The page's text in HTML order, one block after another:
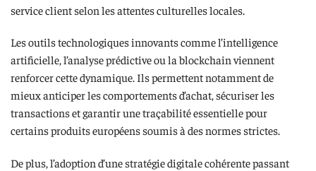
service client selon les attentes culturelles locales.
Les outils technologiques innovants comme l’intelligence
artificielle, l’analyse prédictive ou la blockchain viennent
renforcer cette dynamique. Ils permettent notamment de
mieux anticiper les comportements d’achat, sécuriser les
transactions et garantir une traçabilité essentielle pour
certains produits européens soumis à des normes strictes.
De plus, l’adoption d’une stratégie digitale cohérente passant